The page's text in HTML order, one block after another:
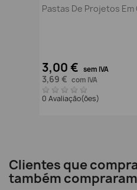
Pastas De Projetos
3,00 € sem IVA
3,69 € com IVA
0 Avaliação(ões)
Clientes que
também